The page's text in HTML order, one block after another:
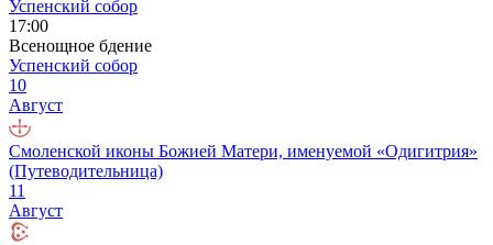
Успенский собор
17:00
Всенощное бдение
Успенский собор
10
Август
Смоленской иконы Божией Матери, именуемой «Одигитрия»
(Путеводительница)
11
Август